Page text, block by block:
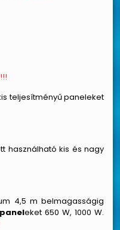
teljesítményű paneleket
használható kis és nagy
4,5 m belmagasságig
paneleket 650 W, 1000 W.